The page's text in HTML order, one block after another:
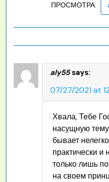
ПРОСМОТРА:
aly55 says:
07/27/2021 at
Хвала, Тебе
насущную
бывает
практически
только лишь
на своем